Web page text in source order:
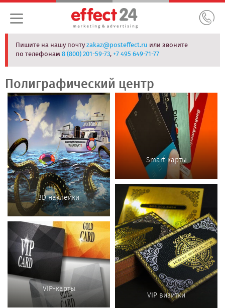
Пишите на нашу почтуzakaz@posteffect.ru или звоните
по телефонам8 (800) 201-59-73,+7 495 649-71-77
Полиграфический центр
3D наклейки
Smart карты
VIP визитки
VIP-карты